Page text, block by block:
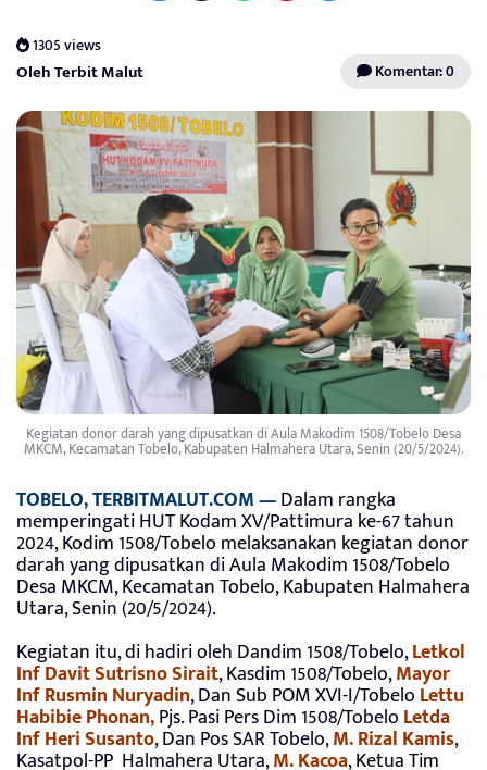
1305 views
Oleh Terbit Malut Komentar: 0
Kegiatan donor darah yang dipusatkan di Aula Makodim 1508/Tobelo Desa
MKCM, Kecamatan Tobelo, Kabupaten Halmahera Utara, Senin (20/5/2024).
TOBELO, TERBITMALUT.COM —Dalam rangka
memperingati HUT Kodam XV/Pattimura ke-67 tahun
2024, Kodim 1508/Tobelo melaksanakan kegiatan donor
darah yang dipusatkan di Aula Makodim 1508/Tobelo
Desa MKCM, Kecamatan Tobelo, Kabupaten Halmahera
Utara, Senin (20/5/2024).
Kegiatan itu, di hadiri oleh Dandim 1508/Tobelo,Letkol
Inf Davit Sutrisno Sirait, Kasdim 1508/Tobelo,Mayor
Inf Rusmin Nuryadin, Dan Sub POM XVI-I/Tobelo Lettu
Habibie Phonan,Pjs. Pasi Pers Dim 1508/Tobelo Letda
Inf Heri Susanto, Dan Pos SAR Tobelo,M. Rizal Kamis,
Kasatpol-PP Halmahera Utara,M. Kacoa, Ketua Tim